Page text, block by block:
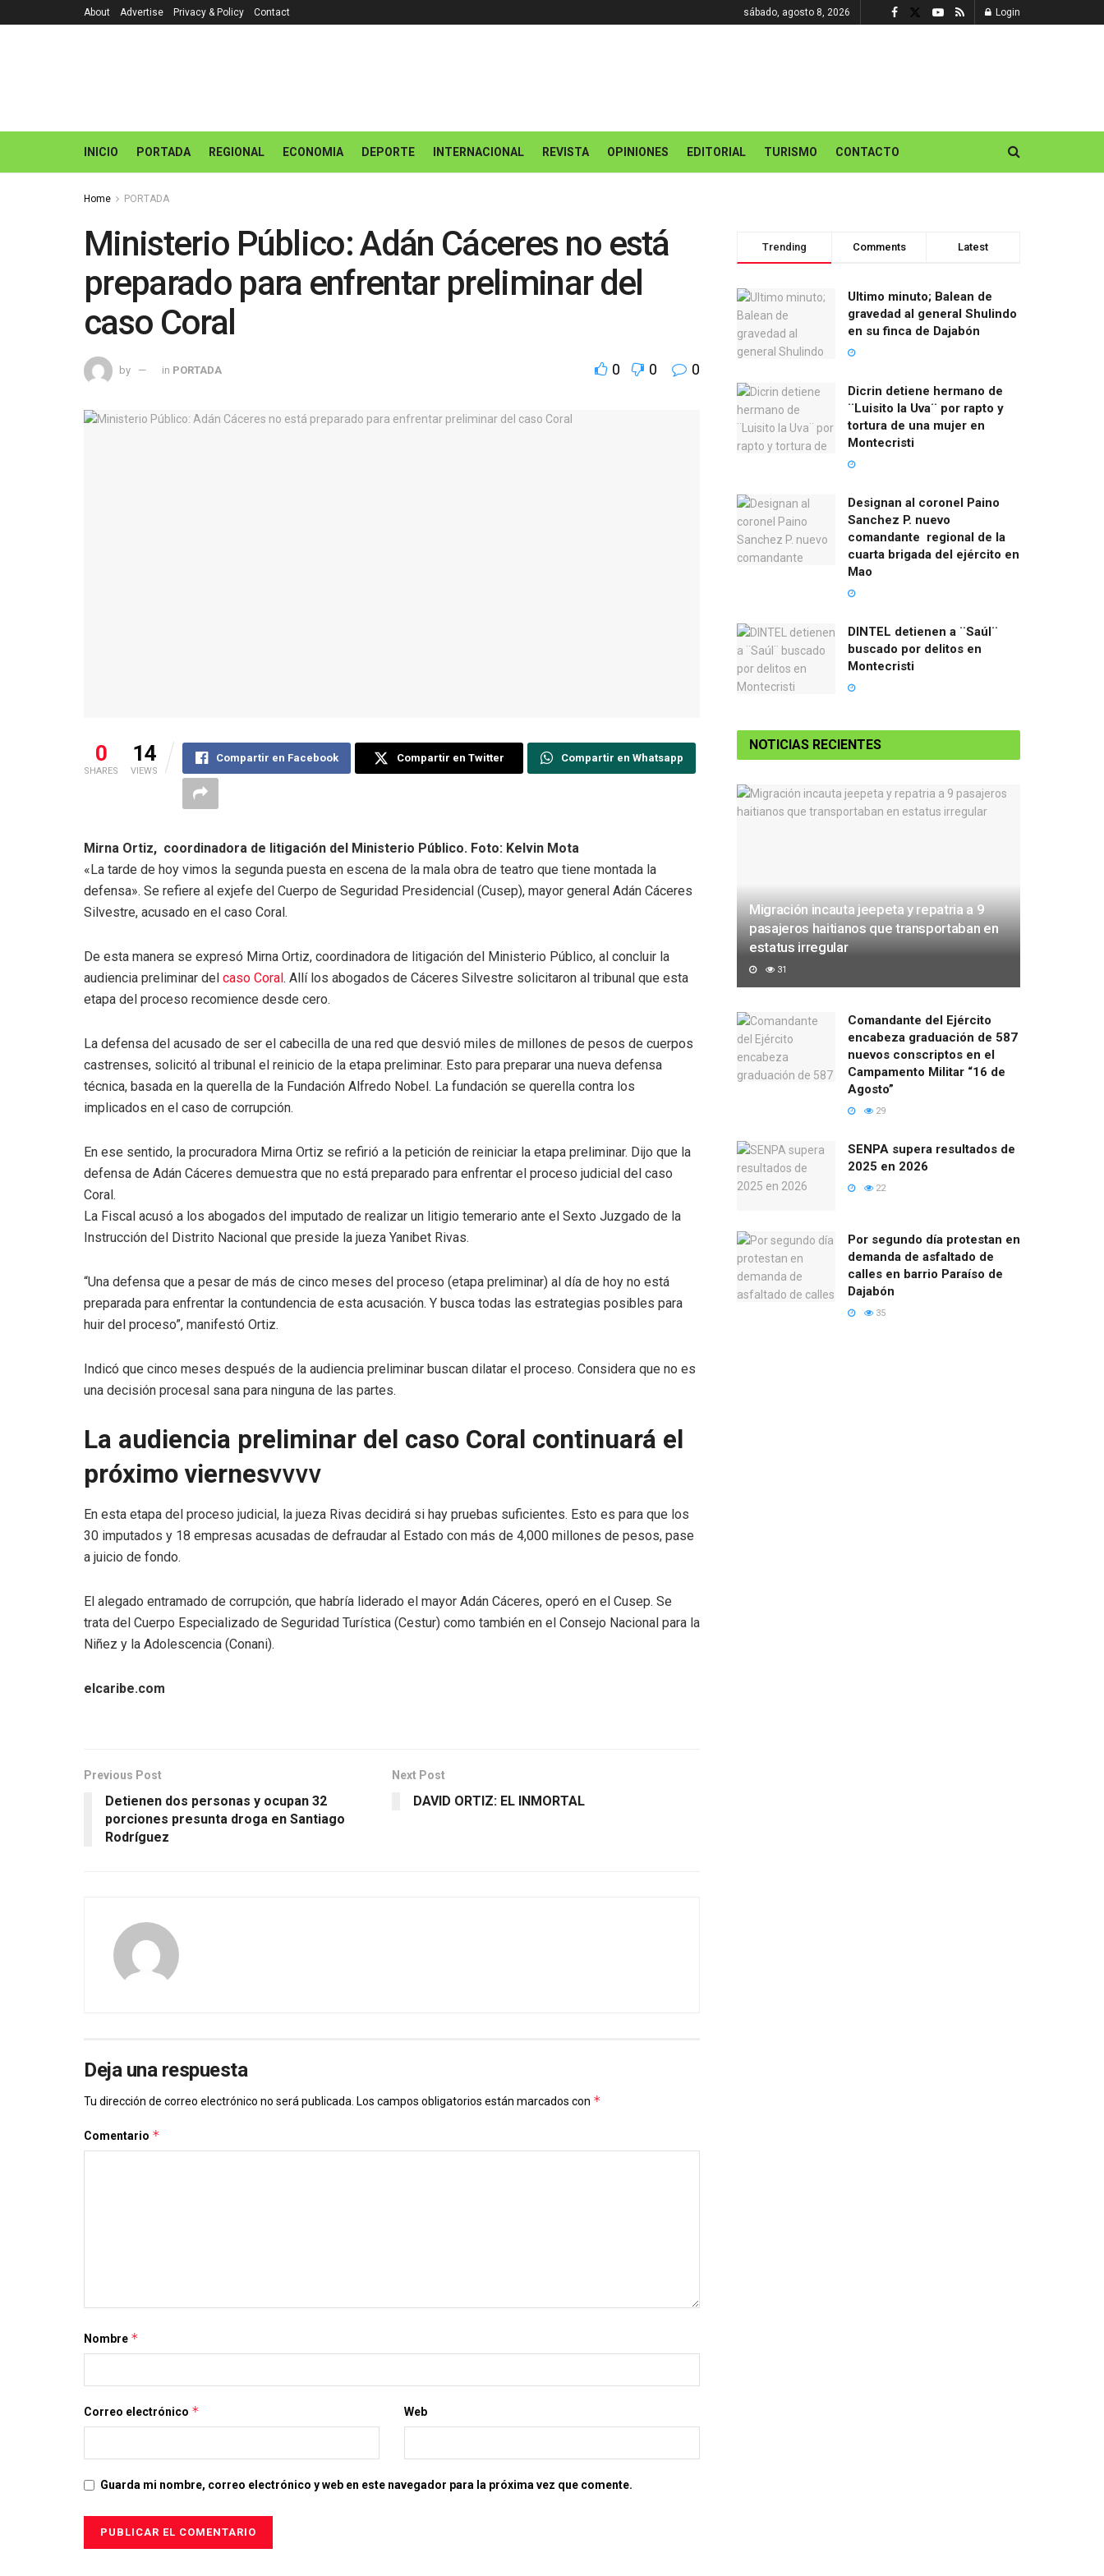
About Advertise Privacy & Policy Contact sábado, agosto 8, 2026 Login
INICIO PORTADA REGIONAL ECONOMIA DEPORTE INTERNACIONAL REVISTA OPINIONES EDITORIAL TURISMO CONTACTO
Home PORTADA
Ministerio Público: Adán Cáceres no está
preparado para enfrentar preliminar del
caso Coral
by in PORTADA 0 0 0
0
SHARES
14
VIEWS
Compartir en Facebook Compartir en Twitter Compartir en Whatsapp
Mirna Ortiz, coordinadora de litigación del Ministerio Público. Foto: Kelvin Mota
«La tarde de hoy vimos la segunda puesta en escena de la mala obra de teatro que tiene montada la
defensa». Se refiere al exjefe del Cuerpo de Seguridad Presidencial (Cusep), mayor general Adán Cáceres
Silvestre, acusado en el caso Coral.
De esta manera se expresó Mirna Ortiz, coordinadora de litigación del Ministerio Público, al concluir la
audiencia preliminar del caso Coral. Allí los abogados de Cáceres Silvestre solicitaron al tribunal que esta
etapa del proceso recomience desde cero.
La defensa del acusado de ser el cabecilla de una red que desvió miles de millones de pesos de cuerpos
castrenses, solicitó al tribunal el reinicio de la etapa preliminar. Esto para preparar una nueva defensa
técnica, basada en la querella de la Fundación Alfredo Nobel. La fundación se querella contra los
implicados en el caso de corrupción.
En ese sentido, la procuradora Mirna Ortiz se refirió a la petición de reiniciar la etapa preliminar. Dijo que la
defensa de Adán Cáceres demuestra que no está preparado para enfrentar el proceso judicial del caso
Coral.
La Fiscal acusó a los abogados del imputado de realizar un litigio temerario ante el Sexto Juzgado de la
Instrucción del Distrito Nacional que preside la jueza Yanibet Rivas.
“Una defensa que a pesar de más de cinco meses del proceso (etapa preliminar) al día de hoy no está
preparada para enfrentar la contundencia de esta acusación. Y busca todas las estrategias posibles para
huir del proceso”, manifestó Ortiz.
Indicó que cinco meses después de la audiencia preliminar buscan dilatar el proceso. Considera que no es
una decisión procesal sana para ninguna de las partes.
La audiencia preliminar del caso Coral continuará el
próximo viernesvvvv
En esta etapa del proceso judicial, la jueza Rivas decidirá si hay pruebas suficientes. Esto es para que los
30 imputados y 18 empresas acusadas de defraudar al Estado con más de 4,000 millones de pesos, pase
a juicio de fondo.
El alegado entramado de corrupción, que habría liderado el mayor Adán Cáceres, operó en el Cusep. Se
trata del Cuerpo Especializado de Seguridad Turística (Cestur) como también en el Consejo Nacional para la
Niñez y la Adolescencia (Conani).
elcaribe.com
Previous Post
Detienen dos personas y ocupan 32
porciones presunta droga en Santiago
Rodríguez
Next Post
DAVID ORTIZ: EL INMORTAL
Deja una respuesta
Tu dirección de correo electrónico no será publicada. Los campos obligatorios están marcados con *
Comentario *
Nombre *
Correo electrónico * Web
Guarda mi nombre, correo electrónico y web en este navegador para la próxima vez que comente.
Trending Comments Latest
Ultimo minuto; Balean de
gravedad al general Shulindo
en su finca de Dajabón
Dicrin detiene hermano de
¨Luisito la Uva¨ por rapto y
tortura de una mujer en
Montecristi
Designan al coronel Paino
Sanchez P. nuevo
comandante regional de la
cuarta brigada del ejército en
Mao
DINTEL detienen a ¨Saúl¨
buscado por delitos en
Montecristi
NOTICIAS RECIENTES
Migración incauta jeepeta y repatria a 9
pasajeros haitianos que transportaban en
estatus irregular
31
Comandante del Ejército
encabeza graduación de 587
nuevos conscriptos en el
Campamento Militar “16 de
Agosto”
29
SENPA supera resultados de
2025 en 2026
22
Por segundo día protestan en
demanda de asfaltado de
calles en barrio Paraíso de
Dajabón
35